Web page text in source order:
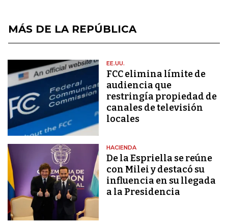
MÁS DE LA REPÚBLICA
EE.UU.
FCC elimina límite de
audiencia que
restringía propiedad de
canales de televisión
locales
HACIENDA
De la Espriella se reúne
con Milei y destacó su
influencia en su llegada
a la Presidencia